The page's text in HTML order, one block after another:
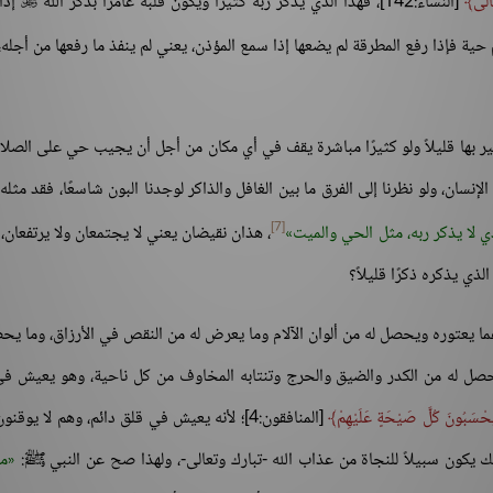
فإذا رفع المطرقة لم يضعها إذا سمع المؤذن، يعني لم ينفذ ما رفعها من
بها قليلاً ولو كثيرًا مباشرة يقف في أي مكان من أجل أن يجيب حي على
ولو نظرنا إلى الفرق ما بين الغافل والذاكر لوجدنا البون شاسعًا، فقد
لا يذكر ربه، مثل الحي والميت [7] ، هذان نقيضان يعني لا يجتمعان ولا
يذكره ذكرًا قليلاً؟
يعتوره ويحصل له من ألوان الآلام وما يعرض له من النقص في الأرزاق، وما
له من الكدر والضيق والحرج وتنتابه المخاوف من كل ناحية، وهو يعيش
كُلَّ صَيْحَةٍ عَلَيْهِمْ
[المنافقون:4]؛ لأنه يعيش في قلق دائم، وهم لا
يكون سبيلاً للنجاة من عذاب الله -تبارك وتعالى-، ولهذا صح عن النبي ﷺ: